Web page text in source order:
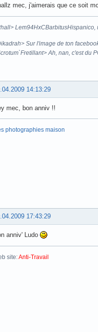
mec, j'aimerais que ce soit
Lem94HxCBarbitusHispanico,
Sur l'image de ton
Ah, nan, c'est du
14:13:29
mec, bon anniv !!
photographies maison
17:43:29
anniv' Ludo
site:Anti-Travail